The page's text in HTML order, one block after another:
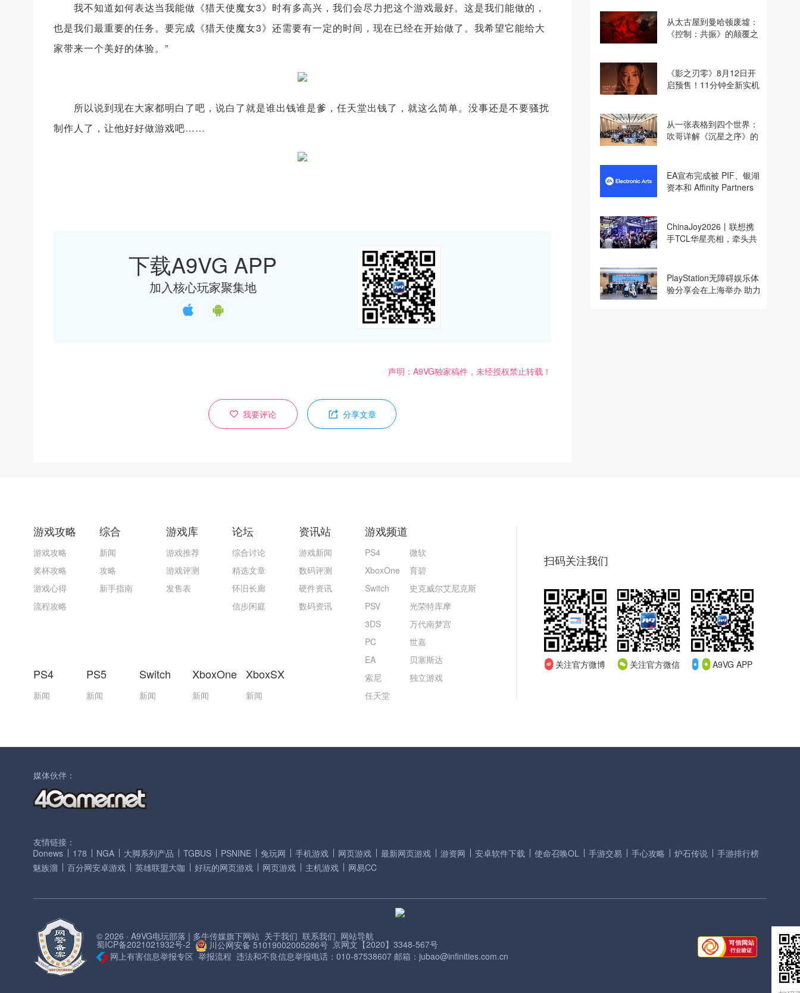
我不知道如何表达当我能做《猎天使魔女3》时有多高兴，我们会尽力把这个游戏最好。这是我们能做的，
也是我们最重要的任务。要完成《猎天使魔女3》还需要有一定的时间，现在已经在开始做了。我希望它能给大
家带来一个美好的体验。”
所以说到现在大家都明白了吧，说白了就是谁出钱谁是爹，任天堂出钱了，就这么简单。没事还是不要骚扰
制作人了，让他好好做游戏吧……
下载A9VG APP
加入核心玩家聚集地
声明：A9VG独家稿件，未经授权禁止转载！
我要评论 分享文章
从太古屋到曼哈顿废墟：
《控制：共振》的颠覆之
《影之刃零》8月12日开
启预售！11分钟全新实机
从一张表格到四个世界：
吹哥详解《沉星之序》的
EA宣布完成被 PIF、银湖
资本和 Affinity Partners
ChinaJoy2026丨联想携
手TCL华星亮相，牵头共
PlayStation无障碍娱乐体
验分享会在上海举办 助力
游戏攻略
游戏攻略
奖杯攻略
游戏心得
流程攻略
综合
新闻
攻略
新手指南
游戏库
游戏推荐
游戏评测
发售表
论坛
综合讨论
精选文章
怀旧长廊
信步闲庭
PS4
新闻
PS5
新闻
Switch
新闻
XboxOne
新闻
XboxSX
新闻
资讯站
游戏新闻
数码评测
硬件资讯
数码资讯
游戏频道
PS4
XboxOne
Switch
PSV
3DS
PC
EA
索尼
任天堂
微软
育碧
史克威尔艾尼克斯
光荣特库摩
万代南梦宫
世嘉
贝塞斯达
独立游戏
扫码关注我们
关注官方微博 关注官方微信 A9VG APP
媒体伙伴：
友情链接：
Donews
178 NGA 大脚系列产品 TGBUS PSNINE 兔玩网 手机游戏 网页游戏 最新网页游戏 游资网 安卓软件下载 使命召唤OL 手游交易 手心攻略 炉石传说
手游排行榜
魅族溜
百分网安卓游戏 英雄联盟大咖 好玩的网页游戏 网页游戏 主机游戏 网易CC
© 2026 · A9VG电玩部落 | 多牛传媒旗下网站 关于我们 联系我们 网站导航
蜀ICP备2021021932号-2 川公网安备 51019002005286号 京网文【2020】3348-567号
网上有害信息举报专区 举报流程 违法和不良信息举报电话：010-87538607 邮箱：jubao@infinities.com.cn